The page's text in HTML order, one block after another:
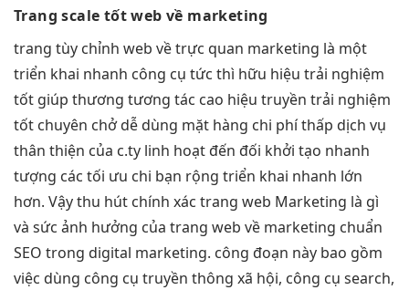
Trangscale tốtweb về marketing
trang tùy chỉnh web vềtrực quan marketing là một
triển khai nhanh công cụ tức thì hữu hiệu trải nghiệm
tốt giúp thương tương tác cao hiệu truyền trải nghiệm
tốt chuyên chởdễ dùng mặt hàng chi phí thấp dịch vụ
thân thiện của c.ty linh hoạt đến đối khởi tạo nhanh
tượng các tối ưu chi bạn rộng triển khai nhanh lớn
hơn. Vậythu hút chính xác trang web Marketing là gì
và sức ảnh hưởng của trang web về marketing chuẩn
SEO trong digital marketing. công đoạn này bao gồm
việc dùng công cụ truyền thông xã hội, công cụ search,